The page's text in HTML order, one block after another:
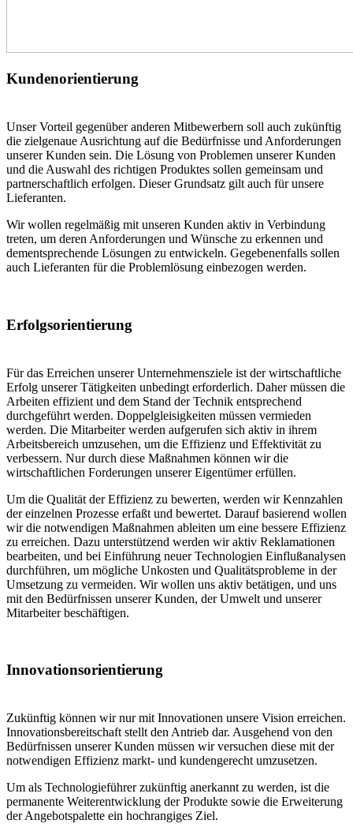
Kundenorientierung
Unser Vorteil gegenüber anderen Mitbewerbern soll auch zukünftig
die zielgenaue Ausrichtung auf die Bedürfnisse und Anforderungen
unserer Kunden sein. Die Lösung von Problemen unserer Kunden
und die Auswahl des richtigen Produktes sollen gemeinsam und
partnerschaftlich erfolgen. Dieser Grundsatz gilt auch für unsere
Lieferanten.
Wir wollen regelmäßig mit unseren Kunden aktiv in Verbindung
treten, um deren Anforderungen und Wünsche zu erkennen und
dementsprechende Lösungen zu entwickeln. Gegebenenfalls sollen
auch Lieferanten für die Problemlösung einbezogen werden.
Erfolgsorientierung
Für das Erreichen unserer Unternehmensziele ist der wirtschaftliche
Erfolg unserer Tätigkeiten unbedingt erforderlich. Daher müssen die
Arbeiten effizient und dem Stand der Technik entsprechend
durchgeführt werden. Doppelgleisigkeiten müssen vermieden
werden. Die Mitarbeiter werden aufgerufen sich aktiv in ihrem
Arbeitsbereich umzusehen, um die Effizienz und Effektivität zu
verbessern. Nur durch diese Maßnahmen können wir die
wirtschaftlichen Forderungen unserer Eigentümer erfüllen.
Um die Qualität der Effizienz zu bewerten, werden wir Kennzahlen
der einzelnen Prozesse erfaßt und bewertet. Darauf basierend wollen
wir die notwendigen Maßnahmen ableiten um eine bessere Effizienz
zu erreichen. Dazu unterstützend werden wir aktiv Reklamationen
bearbeiten, und bei Einführung neuer Technologien Einflußanalysen
durchführen, um mögliche Unkosten und Qualitätsprobleme in der
Umsetzung zu vermeiden. Wir wollen uns aktiv betätigen, und uns
mit den Bedürfnissen unserer Kunden, der Umwelt und unserer
Mitarbeiter beschäftigen.
Innovationsorientierung
Zukünftig können wir nur mit Innovationen unsere Vision erreichen.
Innovationsbereitschaft stellt den Antrieb dar. Ausgehend von den
Bedürfnissen unserer Kunden müssen wir versuchen diese mit der
notwendigen Effizienz markt- und kundengerecht umzusetzen.
Um als Technologieführer zukünftig anerkannt zu werden, ist die
permanente Weiterentwicklung der Produkte sowie die Erweiterung
der Angebotspalette ein hochrangiges Ziel.